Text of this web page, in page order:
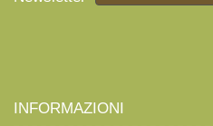
INFORMAZIONI